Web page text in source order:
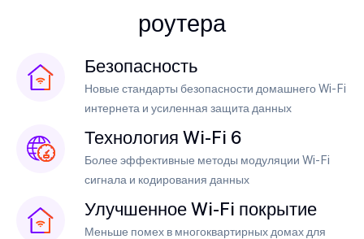
роутера
Безопасность
Новые стандарты безопасности домашнего Wi-Fi
интернета и усиленная защита данных
Технология Wi-Fi 6
Более эффективные методы модуляции Wi-Fi
сигнала и кодирования данных
Улучшенное Wi-Fi покрытие
Меньше помех в многоквартирных домах для